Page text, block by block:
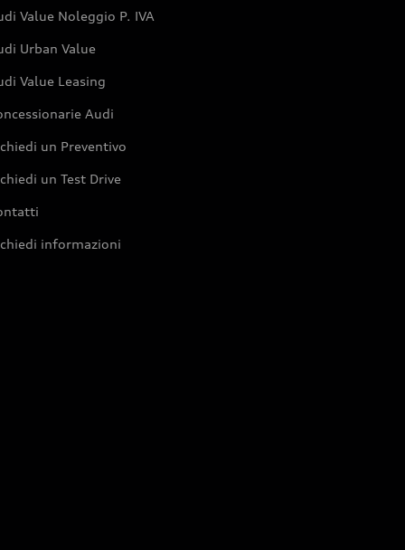
Value Noleggio P. IVA
Urban Value
Value Leasing
Audi
un Preventivo
un Test Drive
informazioni